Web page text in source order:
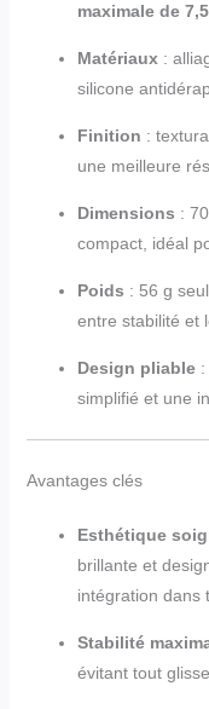
maximale de
Matériaux:
silicone
Finition :
une meilleure
Dimensions :
compact, idéal
Poids : 56 g
entre stabilité et
Design pliable:
simplifié et une
Avantages clés
Esthétique
brillante et
intégration dans
Stabilité
évitant tout